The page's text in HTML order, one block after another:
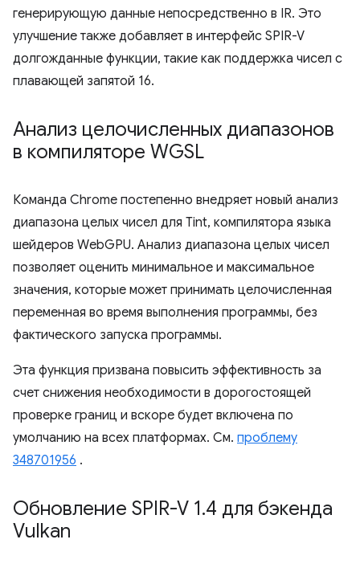
генерирующую данные непосредственно в IR. Это
улучшение также добавляет в интерфейс SPIR-V
долгожданные функции, такие как поддержка чисел с
плавающей запятой 16.
Анализ целочисленных диапазонов
в компиляторе WGSL
Команда Chrome постепенно внедряет новый анализ
диапазона целых чисел для Tint, компилятора языка
шейдеров WebGPU. Анализ диапазона целых чисел
позволяет оценить минимальное и максимальное
значения, которые может принимать целочисленная
переменная во время выполнения программы, без
фактического запуска программы.
Эта функция призвана повысить эффективность за
счет снижения необходимости в дорогостоящей
проверке границ и вскоре будет включена по
умолчанию на всех платформах. См. проблему
348701956 .
Обновление SPIR-V 1.4 для бэкенда
Vulkan